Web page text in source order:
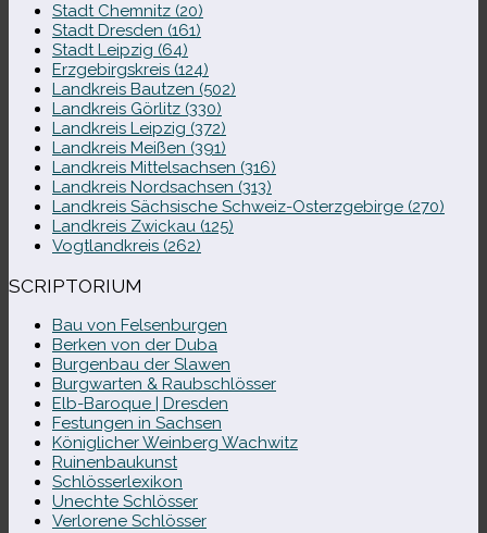
Stadt Chemnitz (20)
Stadt Dresden (161)
Stadt Leipzig (64)
Erzgebirgskreis (124)
Landkreis Bautzen (502)
Landkreis Görlitz (330)
Landkreis Leipzig (372)
Landkreis Meißen (391)
Landkreis Mittelsachsen (316)
Landkreis Nordsachsen (313)
Landkreis Sächsische Schweiz-​Osterzgebirge (270)
Landkreis Zwickau (125)
Vogtlandkreis (262)
SCRIPTORIUM
Bau von Felsenburgen
Berken von der Duba
Burgenbau der Slawen
Burgwarten & Raubschlösser
Elb-​Baroque | Dresden
Festungen in Sachsen
Königlicher Weinberg Wachwitz
Ruinenbaukunst
Schlösserlexikon
Unechte Schlösser
Verlorene Schlösser